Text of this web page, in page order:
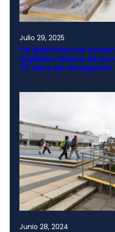
Julio 29, 2025
De gabinetes de
digitales: Museo de
70 años de
Junio 28, 2024